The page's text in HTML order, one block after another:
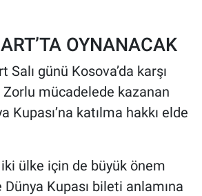
OYNANACAK
Salı günü Kosova’da karşı
Zorlu mücadelede kazanan
Kupası’na katılma hakkı elde
ülke için de büyük önem
Dünya Kupası bileti anlamına